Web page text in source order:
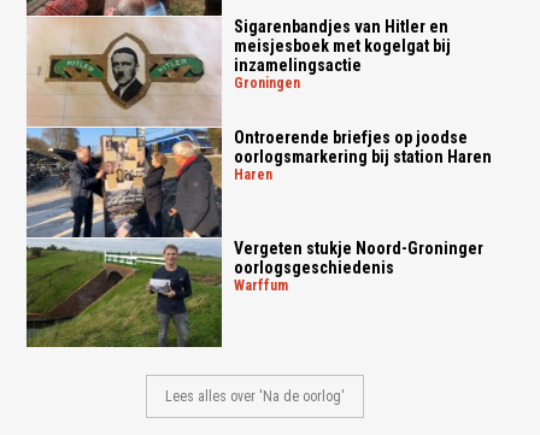
Sigarenbandjes van Hitler en
meisjesboek met kogelgat bij
inzamelingsactie
groningen
Ontroerende briefjes op joodse
oorlogsmarkering bij station Haren
haren
Vergeten stukje Noord-Groninger
oorlogsgeschiedenis
warffum
Lees alles over 'Na de oorlog'